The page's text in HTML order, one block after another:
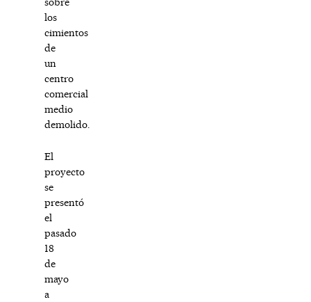
los
cimientos
de
un
centro
comercial
medio
demolido.
El
proyecto
se
presentó
el
pasado
18
de
mayo
a